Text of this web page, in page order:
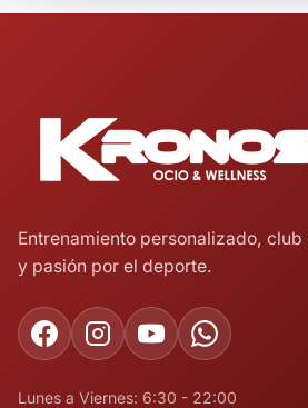
Entrenamiento personalizado,
y pasión por el deporte.
Lunes a Viernes: 6:30 - 22:00